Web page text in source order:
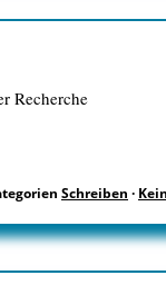
Recherche
Schreiben ·